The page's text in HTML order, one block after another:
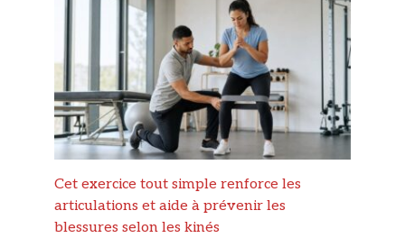
Cet exercice tout simple renforce les
articulations et aide à prévenir les
blessures selon les kinés